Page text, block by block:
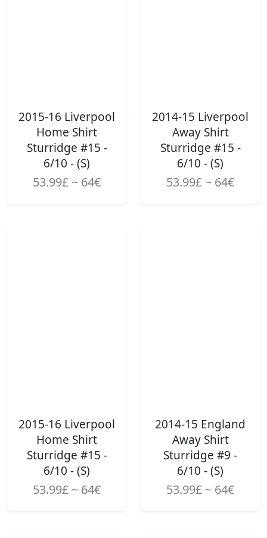
2015-16 Liverpool
Home Shirt
Sturridge #15 -
6/10 - (S)
53.99£ ~ 64€
2014-15 Liverpool
Away Shirt
Sturridge #15 -
6/10 - (S)
53.99£ ~ 64€
2015-16 Liverpool
Home Shirt
Sturridge #15 -
6/10 - (S)
53.99£ ~ 64€
2014-15 England
Away Shirt
Sturridge #9 -
6/10 - (S)
53.99£ ~ 64€